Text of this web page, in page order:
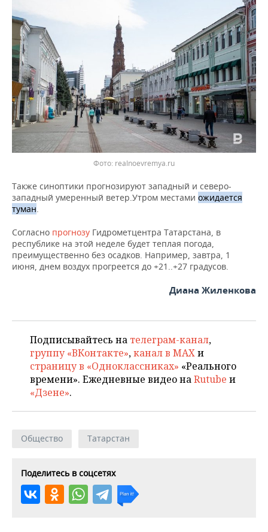
НЕФТЕХИМИЯ
НЕФТЬ
ОПК
ЭНЕРГЕТИКА
РОЗНИЧНАЯ ТОРГОВЛЯ
ТРАНСПОРТ
УСЛУГИ
НОВОСТИ ТЕХНОЛОГИЙ
IT
МЕДИА
ТЕЛЕКОММУНИКАЦИИ
МЕРОПРИЯТИЯ
НОВОСТИ МЕРОПРИЯТИЙ
ВЫЕЗДНАЯ РЕДАКЦИЯ
БИЗНЕС-БРАНЧИ
ONLINE-КОНФЕРЕНЦИИ
ОТКРЫТАЯ ЛЕКЦИЯ
СПОРТ
НОВОСТИ СПОРТА
ФУТБОЛ
ХОККЕЙ
ВОЛЕЙБОЛ
ФИГУРНОЕ КАТАНИЕ
ВОДНЫЕ ВИДЫ СПОРТА
ОБЩЕСТВО
НОВОСТИ ОБЩЕСТВА
ВЛАСТЬ
ИНФРАСТРУКТУРА
ИСТОРИЯ
МЕДИЦИНА
ОБРАЗОВАНИЕ
ФОТОГАЛЕРЕЯ
СЮЖЕТЫ
СПИСОК ПЕРСОН
ПОЛНАЯ ВЕРСИЯ
Фото: realnoevremya.ru
Также синоптики прогнозируют западный и северо-
западный умеренный ветер.Утром местами ожидается
туман.
Согласно прогнозу Гидрометцентра Татарстана, в
республике на этой неделе будет теплая погода,
преимущественно без осадков. Например, завтра, 1
июня, днем воздух прогреется до +21..+27 градусов.
Диана Жиленкова
Подписывайтесь на телеграм-канал,
группу «ВКонтакте»,канал в MAXи
страницу в «Одноклассниках» «Реального
времени». Ежедневные видео наRutube и
«Дзене».
Общество Татарстан
Поделитесь в соцсетях